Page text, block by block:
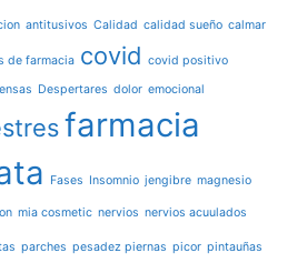
antitusivos Calidad calidad sueño calmar
de farmacia covid covid positivo
Despertares dolor emocional
farmacia
Fases Insomnio jengibre magnesio
mia cosmetic nervios nervios acuulados
parches pesadez piernas picor pintauñas